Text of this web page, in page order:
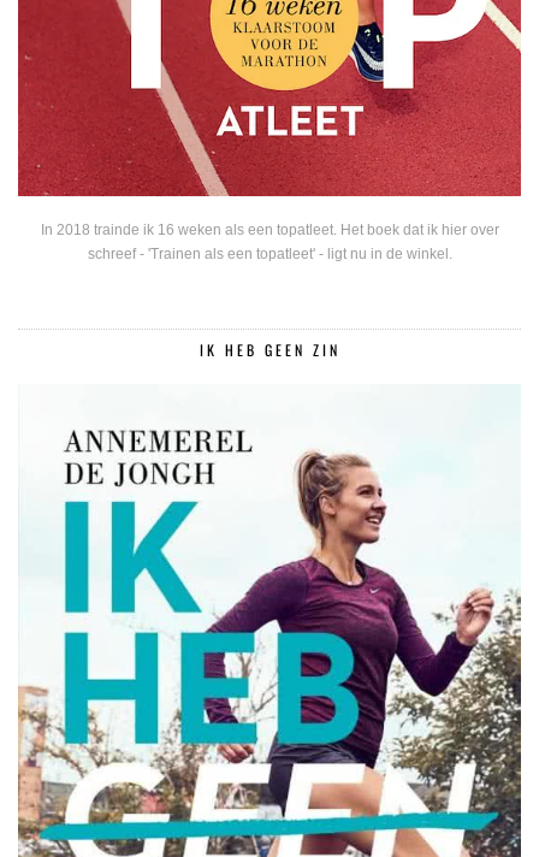
In 2018 trainde ik 16 weken als een topatleet. Het boek dat ik hier over
schreef - 'Trainen als een topatleet' - ligt nu in de winkel.
IK HEB GEEN ZIN